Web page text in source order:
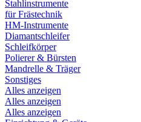
Stahlinstrumente
für Frästechnik
HM-Instrumente
Diamantschleifer
Schleifkörper
Polierer & Bürsten
Mandrelle & Träger
Sonstiges
Alles anzeigen
Alles anzeigen
Alles anzeigen